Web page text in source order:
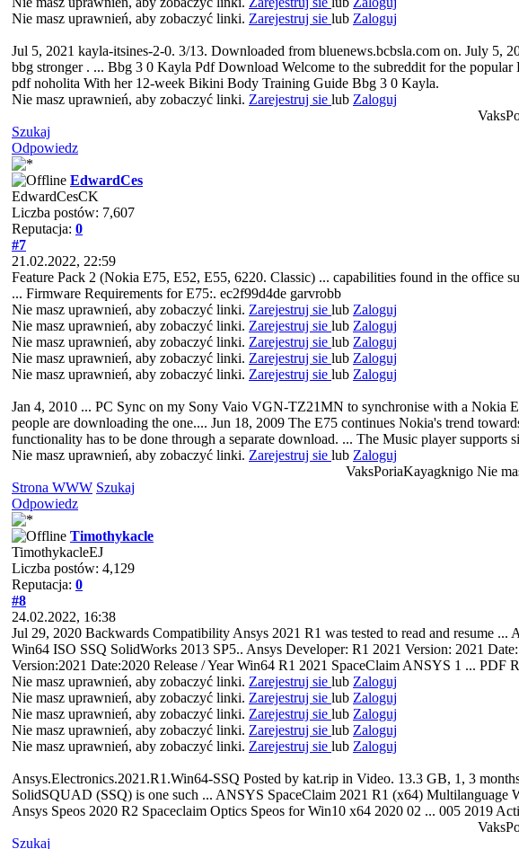
Nie masz uprawnień, aby zobaczyć linki. Zarejestruj sie lub Zaloguj
Jul 5, 2021 kayla-itsines-2-0. 3/13. Downloaded from bluenews.bcbsla.com on. July 5,
bbg stronger . ... Bbg 3 0 Kayla Pdf Download Welcome to the subreddit for the
pdf noholita With her 12-week Bikini Body Training Guide Bbg 3 0 Kayla.
Nie masz uprawnień, aby zobaczyć linki. Zarejestruj sie lub Zaloguj
Szukaj
Odpowiedz
EdwardCes
EdwardCesCK
Liczba postów: 7,607
Reputacja: 0
#7
21.02.2022, 22:59
Feature Pack 2 (Nokia E75, E52, E55, 6220. Classic) ... capabilities found in the office
... Firmware Requirements for E75:. ec2f99d4de garvrobb
Nie masz uprawnień, aby zobaczyć linki. Zarejestruj sie lub Zaloguj
Nie masz uprawnień, aby zobaczyć linki. Zarejestruj sie lub Zaloguj
Nie masz uprawnień, aby zobaczyć linki. Zarejestruj sie lub Zaloguj
Nie masz uprawnień, aby zobaczyć linki. Zarejestruj sie lub Zaloguj
Nie masz uprawnień, aby zobaczyć linki. Zarejestruj sie lub Zaloguj
Jan 4, 2010 ... PC Sync on my Sony Vaio VGN-TZ21MN to synchronise with a Nokia
people are downloading the one.... Jun 18, 2009 The E75 continues Nokia's trend
functionality has to be done through a separate download. ... The Music player supports
Nie masz uprawnień, aby zobaczyć linki. Zarejestruj sie lub Zaloguj
VaksPoriaKayagknigo Nie
Strona WWW Szukaj
Odpowiedz
Timothykacle
TimothykacleEJ
Liczba postów: 4,129
Reputacja: 0
#8
24.02.2022, 16:38
Jul 29, 2020 Backwards Compatibility Ansys 2021 R1 was tested to read and
Win64 ISO SSQ SolidWorks 2013 SP5.. Ansys Developer: R1 2021 Version: 2021
Version:2021 Date:2020 Release / Year Win64 R1 2021 SpaceClaim ANSYS 1 ...
Nie masz uprawnień, aby zobaczyć linki. Zarejestruj sie lub Zaloguj
Nie masz uprawnień, aby zobaczyć linki. Zarejestruj sie lub Zaloguj
Nie masz uprawnień, aby zobaczyć linki. Zarejestruj sie lub Zaloguj
Nie masz uprawnień, aby zobaczyć linki. Zarejestruj sie lub Zaloguj
Nie masz uprawnień, aby zobaczyć linki. Zarejestruj sie lub Zaloguj
Ansys.Electronics.2021.R1.Win64-SSQ Posted by kat.rip in Video. 13.3 GB, 1, 3
SolidSQUAD (SSQ) is one such ... ANSYS SpaceClaim 2021 R1 (x64) Multilanguage
Ansys Speos 2020 R2 Spaceclaim Optics Speos for Win10 x64 2020 02 ... 005 2019
Szukaj